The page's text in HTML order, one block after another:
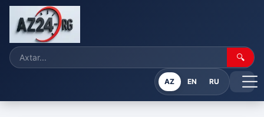
🔍
AZ EN RU